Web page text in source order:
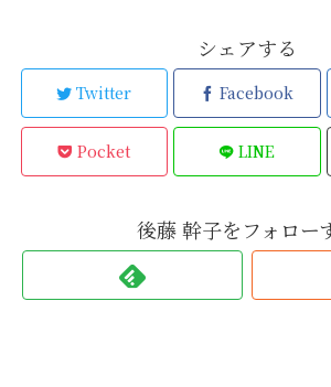
シェアする
Twitter Facebook
Pocket LINE
後藤 幹子をフォロー